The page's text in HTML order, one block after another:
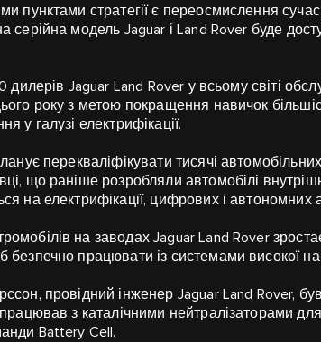
пунктами стратегії є переосмислення
серійна модель Jaguar і Land Rover буде
дилерів Jaguar Land Rover у всьому світі
року з метою покращення навичок
у галузі електрифікації.
перекваліфікувати тисячі
що раніше розробляли автомобілі
на електрифікації, цифрових і автономних
на заводах Jaguar Land Rover
безпечно працювати із системами високої
провідний інженер Jaguar Land Rover,
з каталічними нейтралізаторами для
Battery Cell.